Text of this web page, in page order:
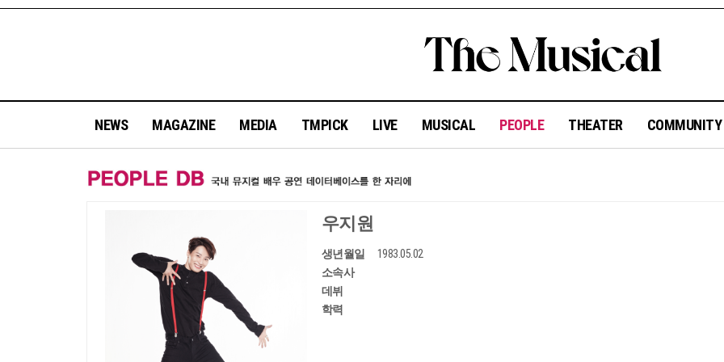
NEWS MAGAZINE MEDIA TMPICK LIVE MUSICAL PEOPLE THEATER COMMUNITY
우지원
생년월일
1983.05.02
소속사
데뷔
학력